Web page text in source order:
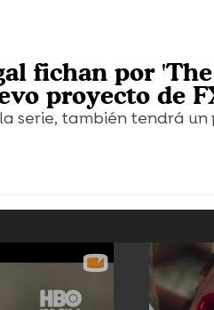
fichan por 'The
proyecto de
serie, también tendrá